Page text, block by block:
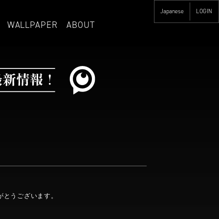
WALLPAPER ABOUT
LOGIN
うございます。